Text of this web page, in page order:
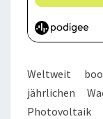
Weltweit
jährlichen